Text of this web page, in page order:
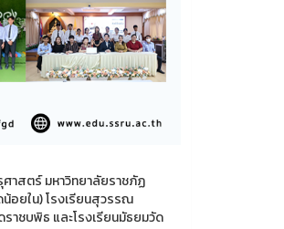
าสตร์ มหาวิทยาลัยราชภัฏ
อยใน) โรงเรียนสุวรรณ
าชบพิธ และโรงเรียนมัธยมวัด